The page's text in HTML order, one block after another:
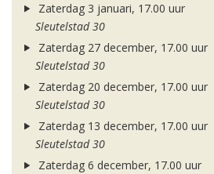
Zaterdag 3 januari, 17.00 uur
Sleutelstad 30
Zaterdag 27 december, 17.00 uur
Sleutelstad 30
Zaterdag 20 december, 17.00 uur
Sleutelstad 30
Zaterdag 13 december, 17.00 uur
Sleutelstad 30
Zaterdag 6 december, 17.00 uur